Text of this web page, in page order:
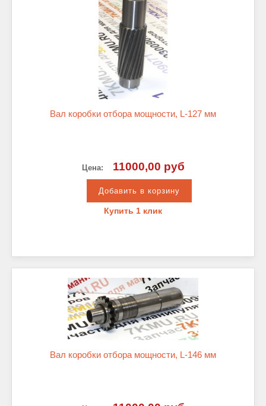
Вал коробки отбора мощности, L-127 мм
Цена: 11000,00 руб
Купить 1 клик
Вал коробки отбора мощности, L-146 мм